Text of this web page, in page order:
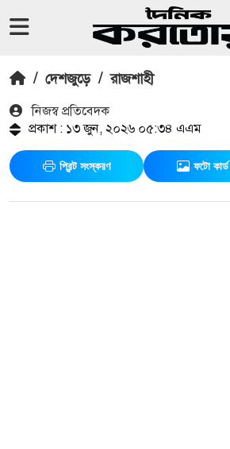
/ দেশজুড়ে / রাজশাহী
নিজস্ব প্রতিবেদক
প্রকাশ : ১৩ জুন, ২০২৬ ০৫:৩৪ এএম
প্রিন্ট সংস্করণ ফটো কার্ড